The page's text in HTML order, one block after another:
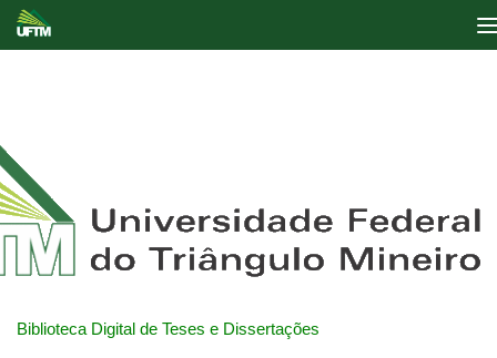
Biblioteca Digital de Teses e Dissertações